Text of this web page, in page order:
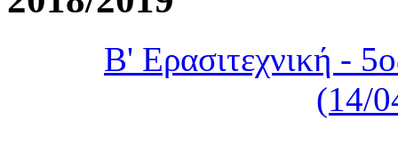
Β' Ερασιτεχνική -
(14/